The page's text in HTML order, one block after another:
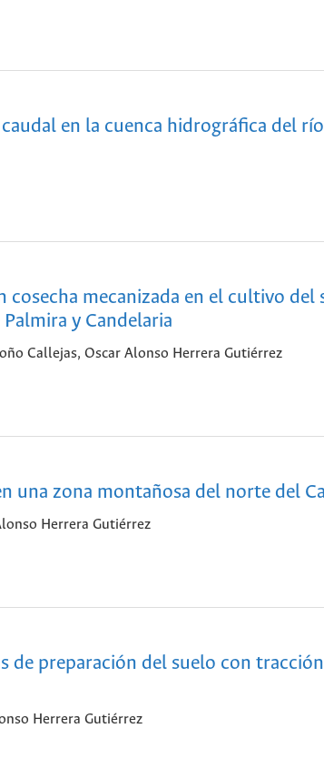
en la cuenca hidrográfica del
mecanizada en el cultivo del
y Candelaria
Callejas, Oscar Alonso Herrera Gutiérrez
una zona montañosa del norte del
Herrera Gutiérrez
de preparación del suelo con
Herrera Gutiérrez